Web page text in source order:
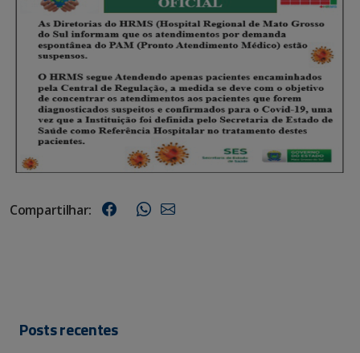
Compartilhar:
Posts recentes